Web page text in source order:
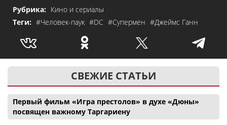
Рубрика: Кино и сериалы
Теги: #Человек-паук #DC #Супермен #Джеймс Ганн
СВЕЖИЕ СТАТЬИ
Первый фильм «Игра престолов» в духе «Дюны»
посвящен важному Таргариену